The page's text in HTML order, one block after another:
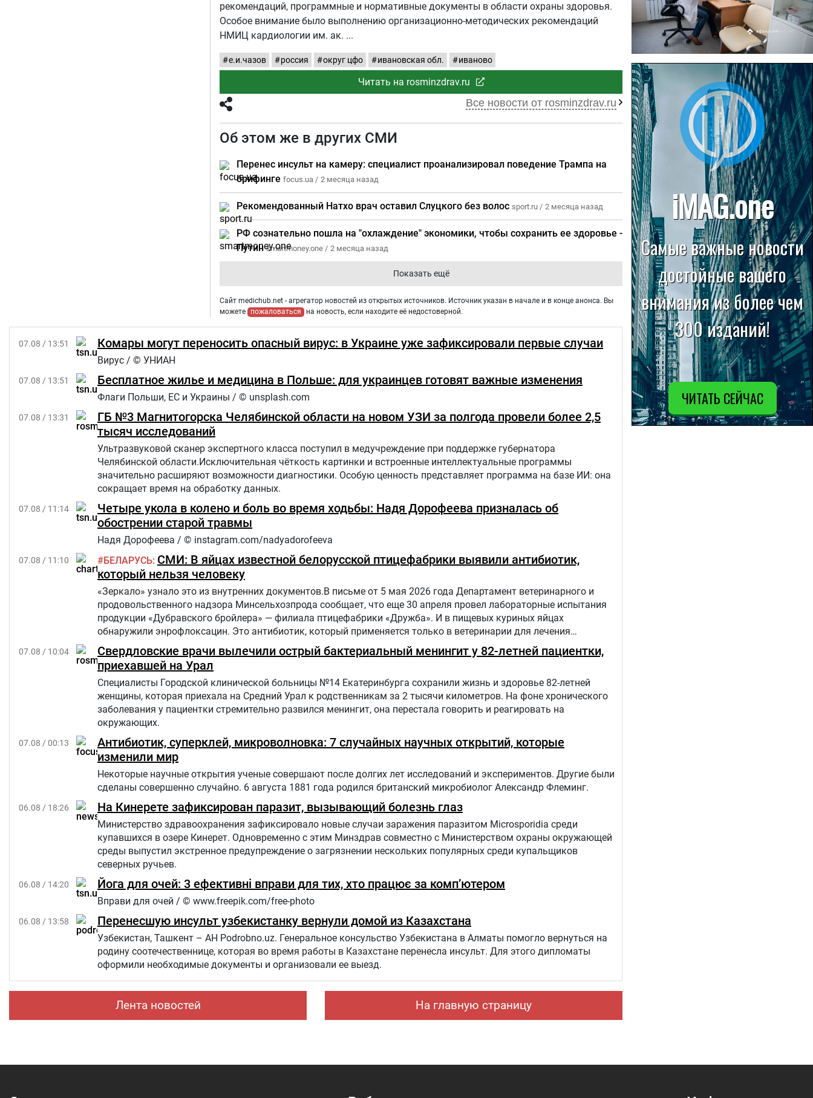
рекомендаций, программные и нормативные документы в области охраны здоровья.
Особое внимание было выполнению организационно-методических рекомендаций
НМИЦ кардиологии им. ак.
е.и.чазов россия округ цфо ивановская обл. иваново
Читать на rosminzdrav.ru
Все новости от rosminzdrav.ru
Об этом же в других СМИ
Перенес инсульт на камеру: специалист проанализировал поведение Трампа на
брифинге focus.ua / 2 месяца назад
Рекомендованный Натхо врач оставил Слуцкого без волос sport.ru / 2 месяца назад
РФ сознательно пошла на "охлаждение" экономики, чтобы сохранить ее здоровье -
Путинsmartmoney.one / 2 месяца назад
Показать ещё
Сайт medichub.net - агрегатор новостей из открытых источников. Источник указан в начале и в конце анонса. Вы
можете
пожаловаться на новость, если находите её недостоверной.
07.08 / 13:51 Комары могут переносить опасный вирус: в Украине уже зафиксировали первые случаи
Вирус / © УНИАН
07.08 / 13:51 Бесплатное жилье и медицина в Польше: для украинцев готовят важные изменения
Флаги Польши, ЕС и Украины / © unsplash.com
07.08 / 13:31
ГБ №3 Магнитогорска Челябинской области на новом УЗИ за полгода провели более 2,5
тысяч исследований
Ультразвуковой сканер экспертного класса поступил в медучреждение при поддержке губернатора
Челябинской области.Исключительная чёткость картинки и встроенные интеллектуальные программы
значительно расширяют возможности диагностики. Особую ценность представляет программа на базе ИИ: она
сокращает время на обработку данных.
07.08 / 11:14
Четыре укола в колено и боль во время ходьбы: Надя Дорофеева призналась об
обострении старой травмы
Надя Дорофеева / © instagram.com/nadyadorofeeva
07.08 / 11:10 БЕЛАРУСЬ СМИ: В яйцах известной белорусской птицефабрики выявили антибиотик,
который нельзя человеку
«Зеркало» узнало это из внутренних документов.В письме от 5 мая 2026 года Департамент ветеринарного и
продовольственного надзора Минсельхозпрода сообщает, что еще 30 апреля провел лабораторные испытания
продукции «Дубравского бройлера» — филиала птицефабрики «Дружба». И в пищевых куриных яйцах
обнаружили энрофлоксацин. Это антибиотик, который применяется только в ветеринарии для лечения
сельскохозяйственных, домашних животных и птиц.
07.08 / 10:04
Свердловские врачи вылечили острый бактериальный менингит у 82-летней пациентки,
приехавшей на Урал
Специалисты Городской клинической больницы №14 Екатеринбурга сохранили жизнь и здоровье 82-летней
женщины, которая приехала на Средний Урал к родственникам за 2 тысячи километров. На фоне хронического
заболевания у пациентки стремительно развился менингит, она перестала говорить и реагировать на
окружающих.
07.08 / 00:13
Антибиотик, суперклей, микроволновка: 7 случайных научных открытий, которые
изменили мир
Некоторые научные открытия ученые совершают после долгих лет исследований и экспериментов. Другие были
сделаны совершенно случайно. 6 августа 1881 года родился британский микробиолог Александр Флеминг.
06.08 / 18:26 На Кинерете зафиксирован паразит, вызывающий болезнь глаз
Министерство здравоохранения зафиксировало новые случаи заражения паразитом Microsporidia среди
купавшихся в озере Кинерет. Одновременно с этим Минздрав совместно с Министерством охраны окружающей
среды выпустил экстренное предупреждение о загрязнении нескольких популярных среди купальщиков
северных ручьев.
06.08 / 14:20 Йога для очей: 3 ефективні вправи для тих, хто працює за комп’ютером
Вправи для очей / © www.freepik.com/free-photo
06.08 / 13:58 Перенесшую инсульт узбекистанку вернули домой из Казахстана
Узбекистан, Ташкент – АН Podrobno.uz. Генеральное консульство Узбекистана в Алматы помогло вернуться на
родину соотечественнице, которая во время работы в Казахстане перенесла инсульт. Для этого дипломаты
оформили необходимые документы и организовали ее выезд.
Лента новостей На главную страницу
22.07.2026
Больница в Спирово работает
без рентгеновского кабинета